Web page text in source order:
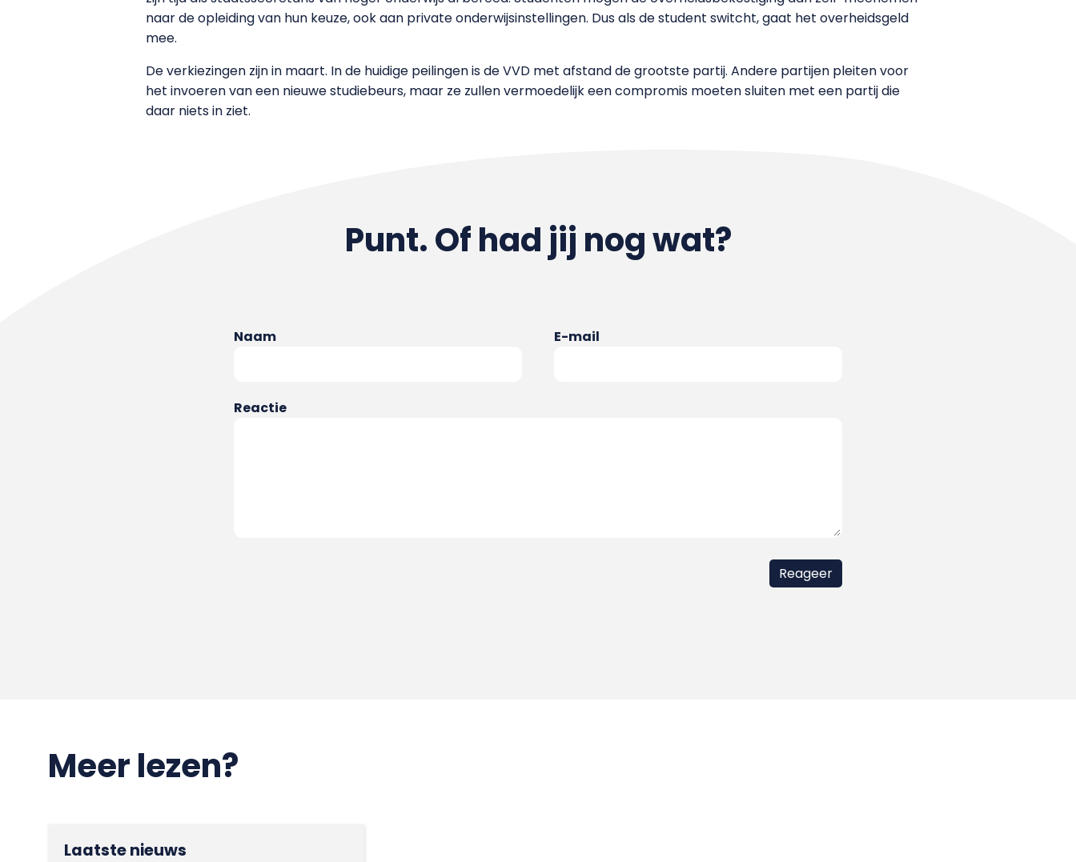
naar de opleiding van hun keuze, ook aan private onderwijsinstellingen. Dus als de student switcht, gaat het overheidsgeld
mee.
De verkiezingen zijn in maart. In de huidige peilingen is de VVD met afstand de grootste partij. Andere partijen pleiten voor
het invoeren van een nieuwe studiebeurs, maar ze zullen vermoedelijk een compromis moeten sluiten met een partij die
daar niets in ziet.
Punt. Of had jij nog wat?
Naam E-mail
Reactie
Meer lezen?
Laatste nieuws